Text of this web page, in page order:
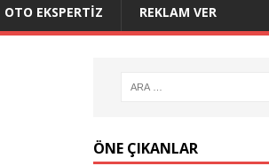
OTO EKSPERTIZ REKLAM VER
ÖNE ÇIKANLAR